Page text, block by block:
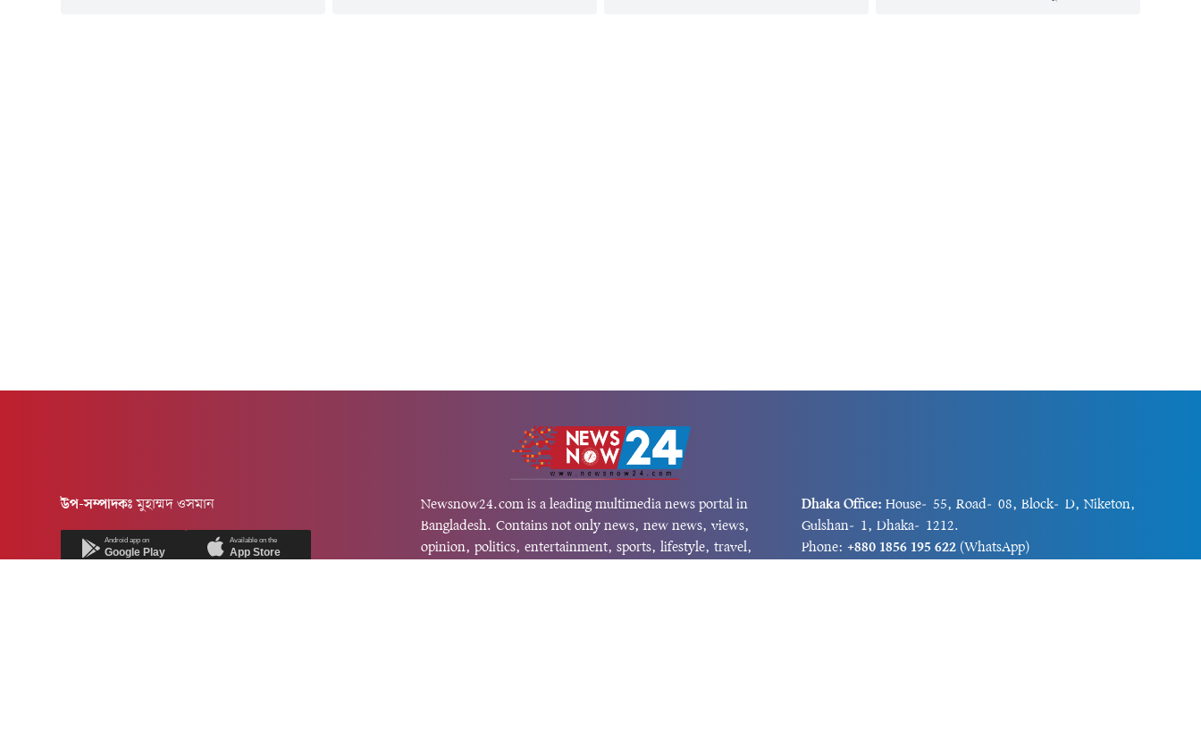
উপ-সম্পাদকঃমুহাম্মদ ওসমান
Android app on
Google Play
Available on the
App Store
Newsnow24.com is a leading multimedia news portal in
Bangladesh. Contains not only news, new news, views,
opinion, politics, entertainment, sports, lifestyle, travel,
Dhaka Office: House-55, Road-08, Block-D, Niketon,
Gulshan-1, Dhaka-1212.
Phone: +880 1856 195 622 (WhatsApp)